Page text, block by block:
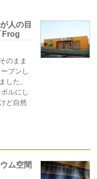
人の目
Frog
のまま
プンし
した。
ルにし
ど自然
ム空間